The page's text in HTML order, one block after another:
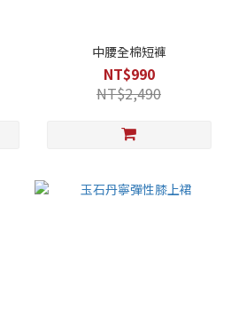
中腰全棉短褲
NT$990
NT$2,490